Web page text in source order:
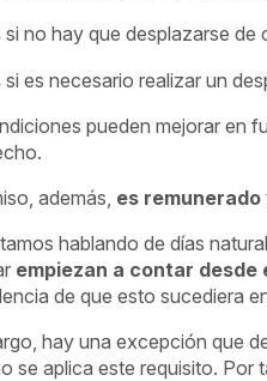
si no hay que desplazarse de
si es necesario realizar un
pueden mejorar en
además, es
hablando de días
empiezan a contar
de que esto sucediera
hay una excepción que
se aplica este requisito.